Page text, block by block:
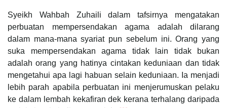
Syeikh Wahbah Zuhaili dalam tafsirnya mengatakan
perbuatan mempersendakan agama adalah dilarang
dalam mana-mana syariat pun sebelum ini. Orang yang
suka mempersendakan agama tidak lain tidak bukan
adalah orang yang hatinya cintakan keduniaan dan tidak
mengetahui apa lagi habuan selain keduniaan. Ia menjadi
lebih parah apabila perbuatan ini menjerumuskan pelaku
ke dalam lembah kekafiran dek kerana terhalang daripada